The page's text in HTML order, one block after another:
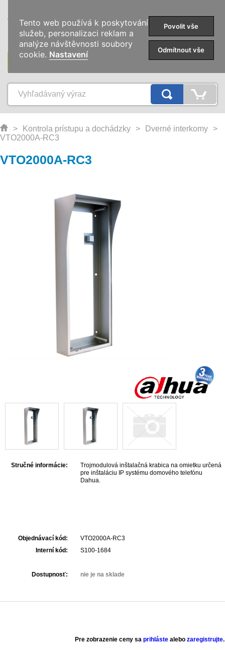
KATEGÓRIE
> Kontrola prístupu a dochádzky > Dverné interkomy
>
VTO2000A-RC3
VTO2000A-RC3
Stručné informácie:
Trojmodulová inštalačná krabica na omietku určená
pre inštaláciu IP systému domového telefónu
Dahua.
Objednávací kód:
VTO2000A-RC3
Interní kód:
S100-1684
Dostupnosť: nie je na sklade
Pre zobrazenie ceny sa prihláste alebo zaregistrujte.
Tento web používá k poskytování
služeb, personalizaci reklam a
analýze návštěvnosti soubory
cookie. Nastavení
Povolit vše
Odmítnout vše